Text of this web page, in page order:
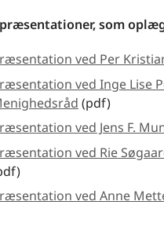
præsentationer, som
ved Per
ved Inge Lise
(pdf)
ved Jens F.
ved Rie
ved Anne